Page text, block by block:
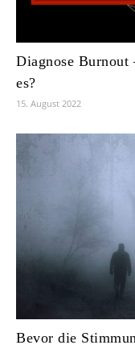
Diagnose Burnout
es?
15. August 2022
Bevor die